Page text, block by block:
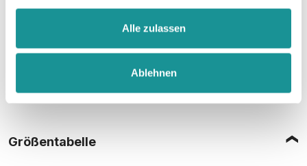
Alle zulassen
Ablehnen
Vegan, WRAP, faire Arbeitsbedingungen, REACH
Größentabelle